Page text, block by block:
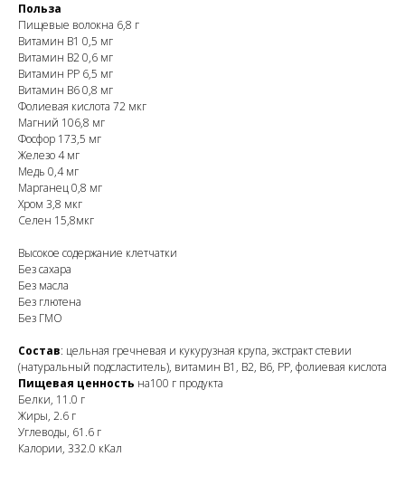
Польза
Пищевые волокна 6,8 г
Витамин B1 0,5 мг
Витамин B2 0,6 мг
Витамин PP 6,5 мг
Витамин B6 0,8 мг
Фолиевая кислота 72 мкг
Магний 106,8 мг
Фосфор 173,5 мг
Железо 4 мг
Медь 0,4 мг
Марганец 0,8 мг
Хром 3,8 мкг
Селен 15,8мкг
Высокое содержание клетчатки
Без сахара
Без масла
Без глютена
Без ГМО
Состав: цельная гречневая и кукурузная крупа, экстракт стевии
(натуральный подсластитель), витамин B1, B2, B6, PP, фолиевая кислота
Пищевая ценность на100 г продукта
Белки, 11.0 г
Жиры, 2.6 г
Углеводы, 61.6 г
Калории, 332.0 кКал